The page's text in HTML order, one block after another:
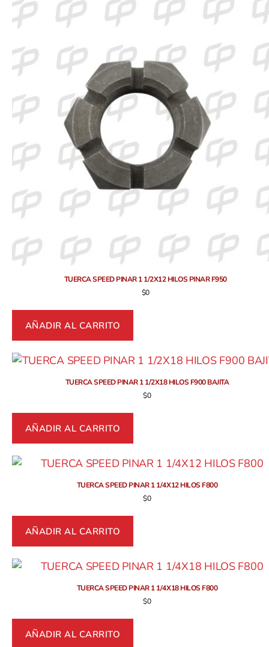
TUERCA SPEED PINAR 1 1/2X12 HILOS PINAR F950
$0
AÑADIR AL CARRITO
TUERCA SPEED PINAR 1 1/2X18 HILOS F900 BAJITA
$0
AÑADIR AL CARRITO
TUERCA SPEED PINAR 1 1/4X12 HILOS F800
$0
AÑADIR AL CARRITO
TUERCA SPEED PINAR 1 1/4X18 HILOS F800
$0
AÑADIR AL CARRITO